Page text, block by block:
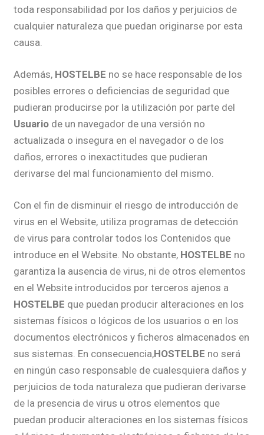
toda responsabilidad por los daños y perjuicios de
cualquier naturaleza que puedan originarse por esta
causa.
Además, HOSTELBE no se hace responsable de los
posibles errores o deficiencias de seguridad que
pudieran producirse por la utilización por parte del
Usuario de un navegador de una versión no
actualizada o insegura en el navegador o de los
daños, errores o inexactitudes que pudieran
derivarse del mal funcionamiento del mismo.
Con el fin de disminuir el riesgo de introducción de
virus en el Website, utiliza programas de detección
de virus para controlar todos los Contenidos que
introduce en el Website. No obstante, HOSTELBE no
garantiza la ausencia de virus, ni de otros elementos
en el Website introducidos por terceros ajenos a
HOSTELBE que puedan producir alteraciones en los
sistemas físicos o lógicos de los usuarios o en los
documentos electrónicos y ficheros almacenados en
sus sistemas. En consecuencia,HOSTELBE no será
en ningún caso responsable de cualesquiera daños y
perjuicios de toda naturaleza que pudieran derivarse
de la presencia de virus u otros elementos que
puedan producir alteraciones en los sistemas físicos